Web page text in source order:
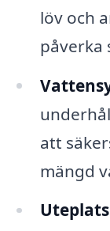
löv och
påverka
att
mängd